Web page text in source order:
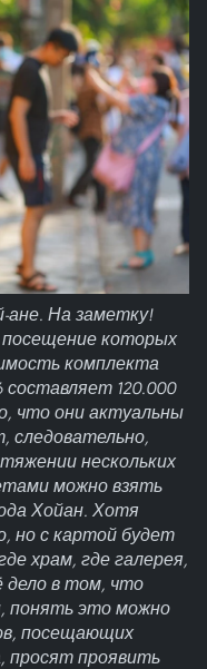
ане. На заметку!
которых
комплекта
120.000
что они актуальны
следовательно,
нескольких
можно взять
Хойан. Хотя
но с картой будет
храм, где галерея,
дело в том, что
понять это можно
посещающих
просят проявить